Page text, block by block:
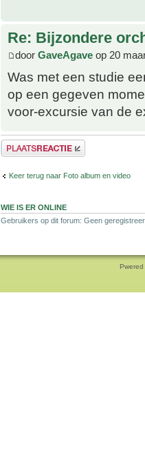
Re: Bijzondere
door GaveAgave op 20
Was met een studie
op een gegeven
voor-excursie van de
Plaats een reactie
Keer terug naar Foto album en video
WIE IS ER ONLINE
Gebruikers op dit forum: Geen